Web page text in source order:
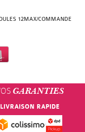
12MAX/COMMANDE
GARANTIES
LIVRAISON RAPIDE